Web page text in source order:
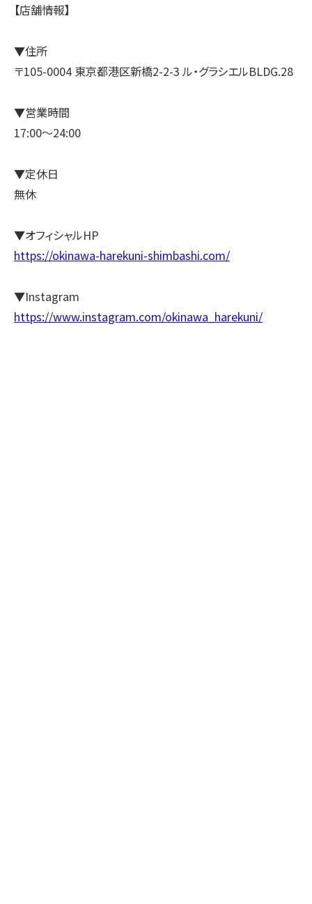
【店舗情報】
▼住所
〒105-0004 東京都港区新橋2-2-3 ル・グラシエルBLDG.28
▼営業時間
17:00～24:00
▼定休日
無休
▼オフィシャルHP
https://okinawa-harekuni-shimbashi.com/
▼Instagram
https://www.instagram.com/okinawa_harekuni/